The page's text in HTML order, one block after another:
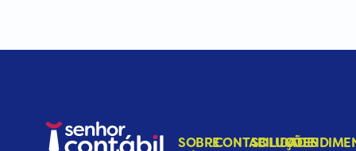
SOBRECONTABILIDADE
SOLUÇÕES